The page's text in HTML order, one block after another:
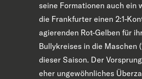
seine Formationen auch ein
die Frankfurter einen 2:1-
agierenden Rot-Gelben für
Bullykreises in die Maschen
dieser Saison. Der
eher ungewöhnliches